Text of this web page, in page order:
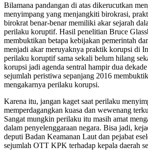
Bilamana pandangan di atas dikerucutkan
menyimpang yang menjangkiti birokrasi,
birokrat benar-benar memiliki akar sejarah
perilaku koruptif. Hasil penelitian Bruce
membuktikan betapa kebijakan pemerintah
menjadi akar meruyaknya praktik korupsi di
perilaku koruptif sama sekali belum hilang
korupsi jadi agenda sentral hampir dua
sejumlah peristiwa sepanjang 2016
mengakarnya perilaku korupsi.
Karena itu, jangan kaget saat perilaku
memperdagangkan kuasa dan wewenang
Sangat mungkin perilaku itu masih amat
dalam penyelenggaraan negara. Bisa jadi,
deputi Badan Keamanan Laut dan pejabat
sejumlah OTT KPK terhadap kepala daerah